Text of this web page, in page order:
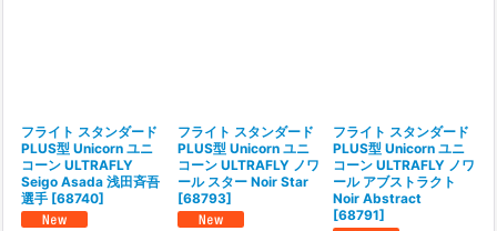
フライト スタンダード
PLUS型 Unicorn ユニ
コーン ULTRAFLY
Seigo Asada 浅田斉吾
選手 [68740]
フライト スタンダード
PLUS型 Unicorn ユニ
コーン ULTRAFLY ノワ
ール スター Noir Star
[68793]
フライト スタンダード
PLUS型 Unicorn ユニ
コーン ULTRAFLY ノワ
ール アブストラクト
Noir Abstract
[68791]